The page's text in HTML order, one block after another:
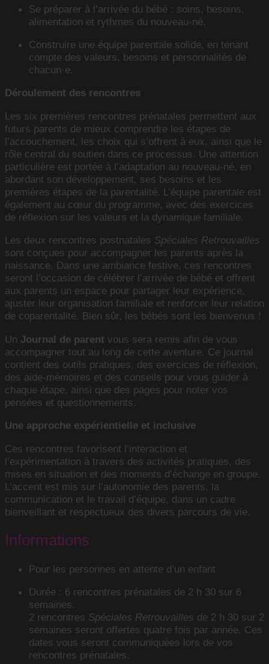
Se préparer à l’arrivée du bébé : soins, besoins,
alimentation et rythmes du nouveau-né.
Construire une équipe parentale solide, en tenant
compte des valeurs, besoins et personnalités de
chacun·e.
Déroulement des rencontres
Les six premières rencontres prénatales permettent aux
futurs parents de mieux comprendre les étapes de
l’accouchement, les choix qui s’offrent à eux, ainsi que le
rôle central du soutien dans ce processus. Une attention
particulière est portée à l’adaptation au nouveau-né, en
abordant son développement, ses besoins et les
premières étapes de la parentalité. L’équipe parentale est
également au cœur du programme, avec des exercices
de réflexion sur les valeurs et la dynamique familiale.
Les deux rencontres postnatales Spéciales Retrouvailles
sont conçues pour accompagner les parents après la
naissance. Dans une ambiance festive, ces rencontres
seront l’occasion de célébrer l’arrivée de bébé et offrent
aux parents un espace pour partager leur expérience,
ajuster leur organisation familiale et renforcer leur relation
de coparentalité. Bien sûr, les bébés sont les bienvenus !
Un Journal de parent vous sera remis afin de vous
accompagner tout au long de cette aventure. Ce journal
contient des outils pratiques, des exercices de réflexion,
des aide-mémoires et des conseils pour vous guider à
chaque étape, ainsi que des pages pour noter vos
pensées et questionnements.
Une approche expérientielle et inclusive
Ces rencontres favorisent l’interaction et
l’expérimentation à travers des activités pratiques, des
mises en situation et des moments d’échange en groupe.
L’accent est mis sur l’autonomie des parents, la
communication et le travail d’équipe, dans un cadre
bienveillant et respectueux des divers parcours de vie.
Informations
Pour les personnes en attente d’un enfant
Durée : 6 rencontres prénatales de 2 h 30 sur 6
semaines.
2 rencontres Spéciales Retrouvailles de 2 h 30 sur 2
semaines seront offertes quatre fois par année. Ces
dates vous seront communiquées lors de vos
rencontres prénatales.